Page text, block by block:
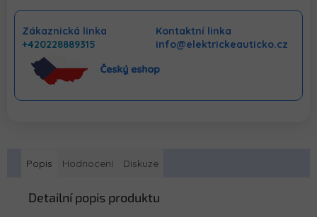
Zákaznická linka
+420228889315
Kontaktní linka
info@elektrickeauticko.cz
Popis Hodnocení Diskuze
Detailní popis produktu